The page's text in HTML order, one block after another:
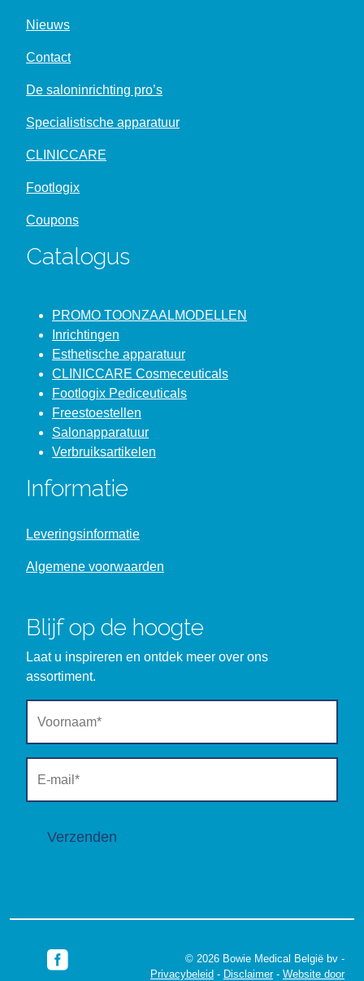
Nieuws
Contact
De saloninrichting pro’s
Specialistische apparatuur
CLINICCARE
Footlogix
Coupons
Catalogus
PROMO TOONZAALMODELLEN
Inrichtingen
Esthetische apparatuur
CLINICCARE Cosmeceuticals
Footlogix Pediceuticals
Freestoestellen
Salonapparatuur
Verbruiksartikelen
Informatie
Leveringsinformatie
Algemene voorwaarden
Blijf op de hoogte
Laat u inspireren en ontdek meer over ons
assortiment.
Verzenden
© 2026 Bowie Medical België bv -
Privacybeleid- Disclaimer- Website door